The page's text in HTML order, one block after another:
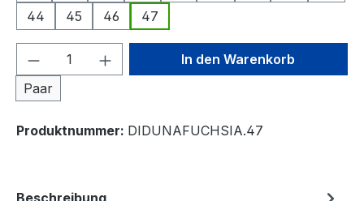
44
45 46 47
Produkt Anzahl: Gib den
Paar
In den Warenkorb
Produktnummer: DIDUNAFUCHSIA.47
Beschreibung